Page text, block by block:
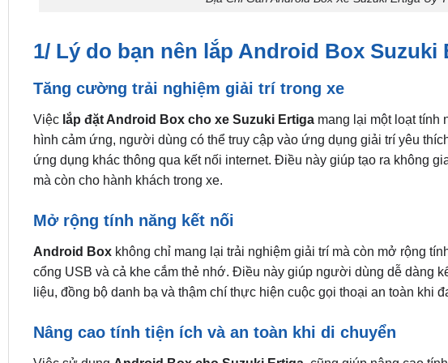
1/ Lý do bạn nên lắp Android Box Suzuki
Tăng cường trải nghiệm giải trí trong xe
Việc lắp đặt Android Box cho xe Suzuki Ertiga mang lại một loạt tính
hình cảm ứng, người dùng có thể truy cập vào ứng dụng giải trí yêu
ứng dụng khác thông qua kết nối internet. Điều này giúp tạo ra không
mà còn cho hành khách trong xe.
Mở rộng tính năng kết nối
Android Boxkhông chỉ mang lại trải nghiệm giải trí mà còn mở rộng
cổng USB và cả khe cắm thẻ nhớ. Điều này giúp người dùng dễ dàng
liệu, đồng bộ danh bạ và thậm chí thực hiện cuộc gọi thoại an toàn khi
Nâng cao tính tiện ích và an toàn khi di chuyển